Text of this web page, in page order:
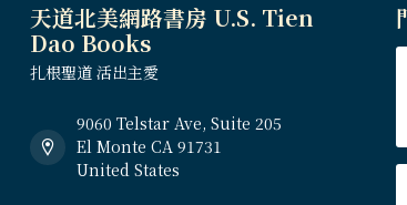
天道北美網路書房 U.S. Tien
Dao Books
扎根聖道 活出主愛
9060 Telstar Ave, Suite 205
El Monte CA 91731
United States